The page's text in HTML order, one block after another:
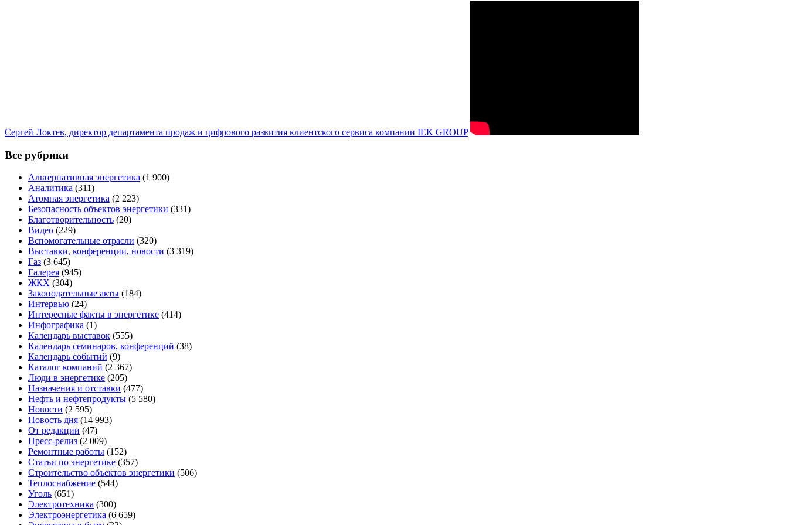
Сергей Локтев, директор департамента продаж и цифрового развития клиентского сервиса компании IEK GROUP
Все рубрики
Альтернативная энергетика (1 900)
Аналитика (311)
Атомная энергетика (2 223)
Безопасность объектов энергетики (331)
Благотворительность (20)
Видео (229)
Вспомогательные отрасли (320)
Выставки, конференции, новости (3 319)
Газ (3 645)
Галерея (945)
ЖКХ (304)
Законодательные акты (184)
Интервью (24)
Интересные факты в энергетике (414)
Инфографика (1)
Календарь выставок (555)
Календарь семинаров, конференций (38)
Календарь событий (9)
Каталог компаний (2 367)
Люди в энергетике (205)
Назначения и отставки (477)
Нефть и нефтепродукты (5 580)
Новости (2 595)
Новость дня (14 993)
От редакции (47)
Пресс-релиз (2 009)
Ремонтные работы (152)
Статьи по энергетике (357)
Строительство объектов энергетики (506)
Теплоснабжение (544)
Уголь (651)
Электротехника (300)
Электроэнергетика (6 659)